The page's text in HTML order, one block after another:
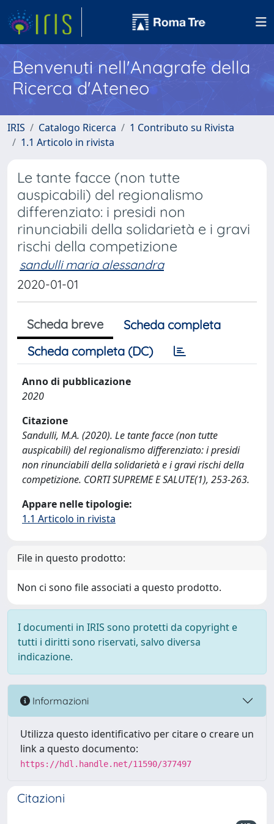
Benvenuti nell'Anagrafe della
Ricerca d'Ateneo
IRIS Catalogo Ricerca
1 Contributo su Rivista
1.1 Articolo in rivista
Le tante facce (non tutte
auspicabili) del regionalismo
differenziato: i presidi non
rinunciabili della solidarietà e i gravi
rischi della competizione
sandulli maria alessandra
2020-01-01
Scheda breve
Scheda completa
Scheda completa (DC)
Anno di pubblicazione
2020
Citazione
Sandulli, M.A. (2020). Le tante facce (non tutte
auspicabili) del regionalismo differenziato: i presidi
non rinunciabili della solidarietà e i gravi rischi della
competizione. CORTI SUPREME E SALUTE(1), 253-263.
Appare nelle tipologie:
1.1 Articolo in rivista
File in questo prodotto:
Non ci sono file associati a questo prodotto.
I documenti in IRIS sono protetti da copyright e
tutti i diritti sono riservati, salvo diversa
indicazione.
Informazioni
Utilizza questo identificativo per citare o creare un
link a questo documento:
https://hdl.handle.net/11590/377497
Citazioni